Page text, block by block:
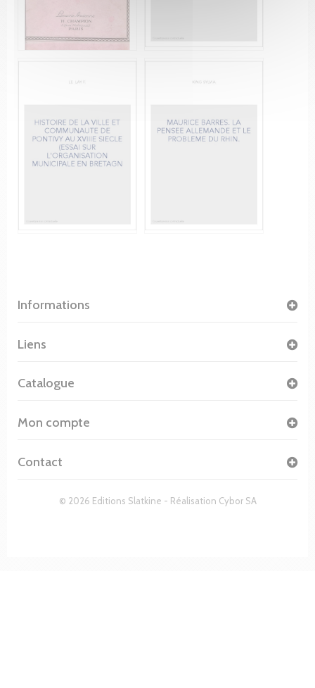
Informations
© 2026 Editions Slatkine - Réalisation Cybor SA
Liens
Catalogue
Mon compte
Contact